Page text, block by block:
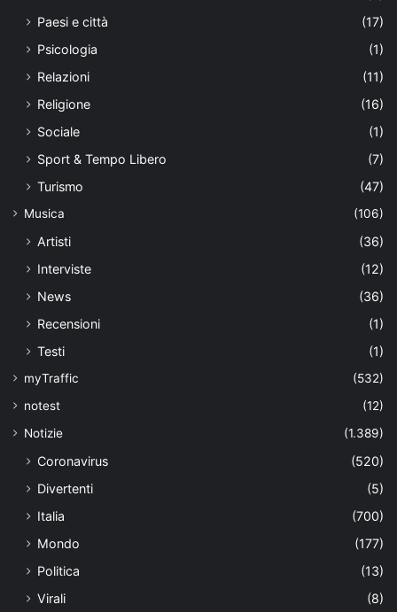
Paesi e città
(17)
Psicologia
(1)
Relazioni
(11)
Religione
(16)
Sociale
(1)
Sport & Tempo Libero
(7)
Turismo
(47)
Musica (106)
Artisti
(36)
Interviste
(12)
News
(36)
Recensioni
(1)
Testi
(1)
myTraffic
(532)
notest
(12)
Notizie
(1.389)
Coronavirus
(520)
Divertenti
(5)
Italia
(700)
Mondo
(177)
Politica
(13)
Virali
(8)